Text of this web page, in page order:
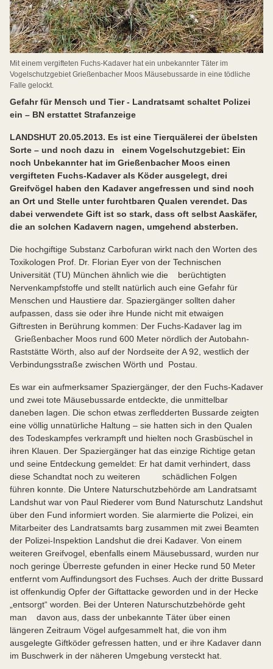
Mit einem vergifteten Fuchs-Kadaver hat ein unbekannter Täter im
Vogelschutzgebiet Grießenbacher Moos Mäusebussarde in eine tödliche
Falle gelockt.
Gefahr für Mensch und Tier - Landratsamt schaltet Polizei
ein – BN erstattet Strafanzeige
LANDSHUT 20.05.2013. Es ist eine Tierquälerei der übelsten
Sorte – und noch dazu in einem Vogelschutzgebiet: Ein
noch Unbekannter hat im Grießenbacher Moos einen
vergifteten Fuchs-Kadaver als Köder ausgelegt, drei
Greifvögel haben den Kadaver angefressen und sind noch
an Ort und Stelle unter furchtbaren Qualen verendet. Das
dabei verwendete Gift ist so stark, dass oft selbst Aaskäfer,
die an solchen Kadavern nagen, umgehend absterben.
Die hochgiftige Substanz Carbofuran wirkt nach den Worten des
Toxikologen Prof. Dr. Florian Eyer von der Technischen
Universität (TU) München ähnlich wie die berüchtigten
Nervenkampfstoffe und stellt natürlich auch eine Gefahr für
Menschen und Haustiere dar. Spaziergänger sollten daher
aufpassen, dass sie oder ihre Hunde nicht mit etwaigen
Giftresten in Berührung kommen: Der Fuchs-Kadaver lag im
Grießenbacher Moos rund 600 Meter nördlich der Autobahn-
Raststätte Wörth, also auf der Nordseite der A 92, westlich der
Verbindungsstraße zwischen Wörth und Postau.
Es war ein aufmerksamer Spaziergänger, der den Fuchs-Kadaver
und zwei tote Mäusebussarde entdeckte, die unmittelbar
daneben lagen. Die schon etwas zerfledderten Bussarde zeigten
eine völlig unnatürliche Haltung – sie hatten sich in den Qualen
des Todeskampfes verkrampft und hielten noch Grasbüschel in
ihren Klauen. Der Spaziergänger hat das einzige Richtige getan
und seine Entdeckung gemeldet: Er hat damit verhindert, dass
diese Schandtat noch zu weiteren schädlichen Folgen
führen konnte. Die Untere Naturschutzbehörde am Landratsamt
Landshut war von Paul Riederer vom Bund Naturschutz Landshut
über den Fund informiert worden. Sie alarmierte die Polizei, ein
Mitarbeiter des Landratsamts barg zusammen mit zwei Beamten
der Polizei-Inspektion Landshut die drei Kadaver. Von einem
weiteren Greifvogel, ebenfalls einem Mäusebussard, wurden nur
noch geringe Überreste gefunden in einer Hecke rund 50 Meter
entfernt vom Auffindungsort des Fuchses. Auch der dritte Bussard
ist offenkundig Opfer der Giftattacke geworden und in der Hecke
„entsorgt“ worden. Bei der Unteren Naturschutzbehörde geht
man davon aus, dass der unbekannte Täter über einen
längeren Zeitraum Vögel aufgesammelt hat, die von ihm
ausgelegte Giftköder gefressen hatten, und er ihre Kadaver dann
im Buschwerk in der näheren Umgebung versteckt hat.